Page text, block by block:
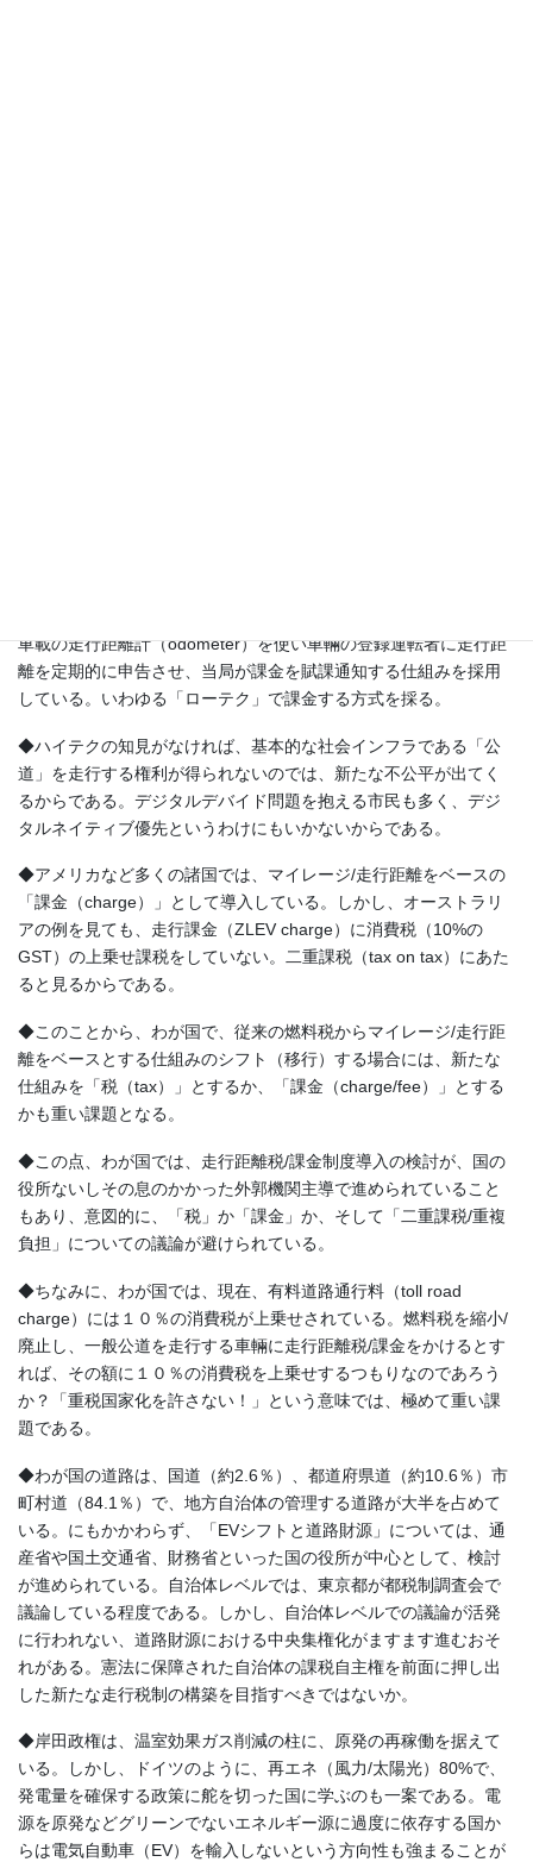
車載の走行距離計（odometer）を使い車輛の登録運転者に走行距
離を定期的に申告させ、当局が課金を賦課通知する仕組みを採用
している。いわゆる「ローテク」で課金する方式を採る。
◆ハイテクの知見がなければ、基本的な社会インフラである「公
道」を走行する権利が得られないのでは、新たな不公平が出てく
るからである。デジタルデバイド問題を抱える市民も多く、デジ
タルネイティブ優先というわけにもいかないからである。
◆アメリカなど多くの諸国では、マイレージ/走行距離をベースの
「課金（charge）」として導入している。しかし、オーストラリ
アの例を見ても、走行課金（ZLEV charge）に消費税（10%の
GST）の上乗せ課税をしていない。二重課税（tax on tax）にあた
ると見るからである。
◆このことから、わが国で、従来の燃料税からマイレージ/走行距
離をベースとする仕組みのシフト（移行）する場合には、新たな
仕組みを「税（tax）」とするか、「課金（charge/fee）」とする
かも重い課題となる。
◆この点、わが国では、走行距離税/課金制度導入の検討が、国の
役所ないしその息のかかった外郭機関主導で進められていること
もあり、意図的に、「税」か「課金」か、そして「二重課税/重複
負担」についての議論が避けられている。
◆ちなみに、わが国では、現在、有料道路通行料（toll road
charge）には１０％の消費税が上乗せされている。燃料税を縮小/
廃止し、一般公道を走行する車輛に走行距離税/課金をかけるとす
れば、その額に１０％の消費税を上乗せするつもりなのであろう
か？「重税国家化を許さない！」という意味では、極めて重い課
題である。
◆わが国の道路は、国道（約2.6％）、都道府県道（約10.6％）市
町村道（84.1％）で、地方自治体の管理する道路が大半を占めて
いる。にもかかわらず、「EVシフトと道路財源」については、通
産省や国土交通省、財務省といった国の役所が中心として、検討
が進められている。自治体レベルでは、東京都が都税制調査会で
議論している程度である。しかし、自治体レベルでの議論が活発
に行われない、道路財源における中央集権化がますます進むおそ
れがある。憲法に保障された自治体の課税自主権を前面に押し出
した新たな走行税制の構築を目指すべきではないか。
◆岸田政権は、温室効果ガス削減の柱に、原発の再稼働を据えて
いる。しかし、ドイツのように、再エネ（風力/太陽光）80%で、
発電量を確保する政策に舵を切った国に学ぶのも一案である。電
源を原発などグリーンでないエネルギー源に過度に依存する国か
らは電気自動車（EV）を輸入しないという方向性も強まることが